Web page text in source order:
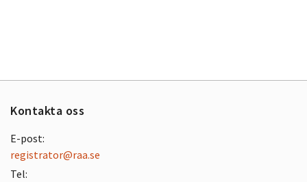
Kontakta oss
E-post:
registrator@raa.se
Tel: